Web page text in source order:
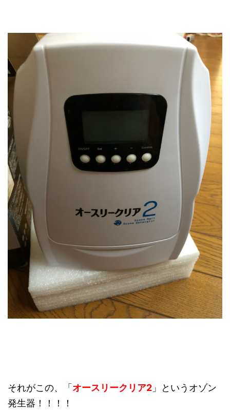
それがこの、「 オースリークリア2 」というオゾン
発生器！！！！